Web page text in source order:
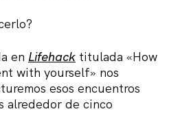
en Lifehack titulada «How
with yourself» nos
esos encuentros
alrededor de cinco